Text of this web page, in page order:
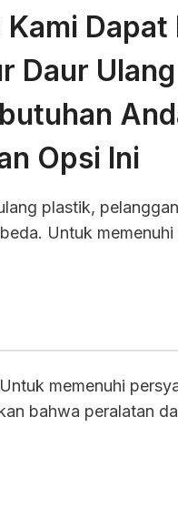
Kami
Daur
Opsi Ini
plastik,
Untuk
memenuhi
bahwa peralatan